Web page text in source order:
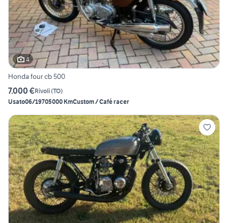
4
Honda four cb 500
7.000 €Rivoli(TO)
Usato06/19705000 KmCustom / Café racer